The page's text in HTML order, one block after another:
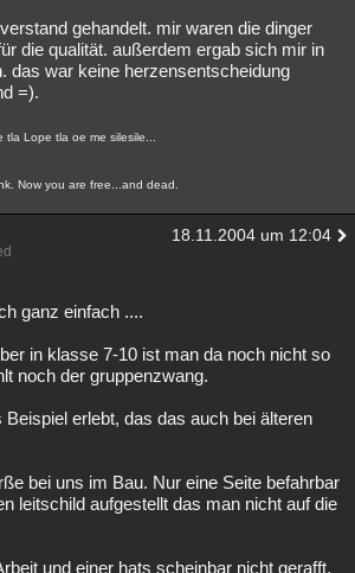
gehandelt. mir waren die dinger
die qualität. außerdem ergab sich mir in
das war keine herzensentscheidung
=).
Lope tla oe me silesile...
Now you are free...and dead.
18.11.2004 um 12:04
ganz einfach ....
in klasse 7-10 ist man da noch nicht so
noch der gruppenzwang.
Beispiel erlebt, das das auch bei älteren
bei uns im Bau. Nur eine Seite befahrbar
leitschild aufgestellt das man nicht auf die
und einer hats scheinbar nicht gerafft,